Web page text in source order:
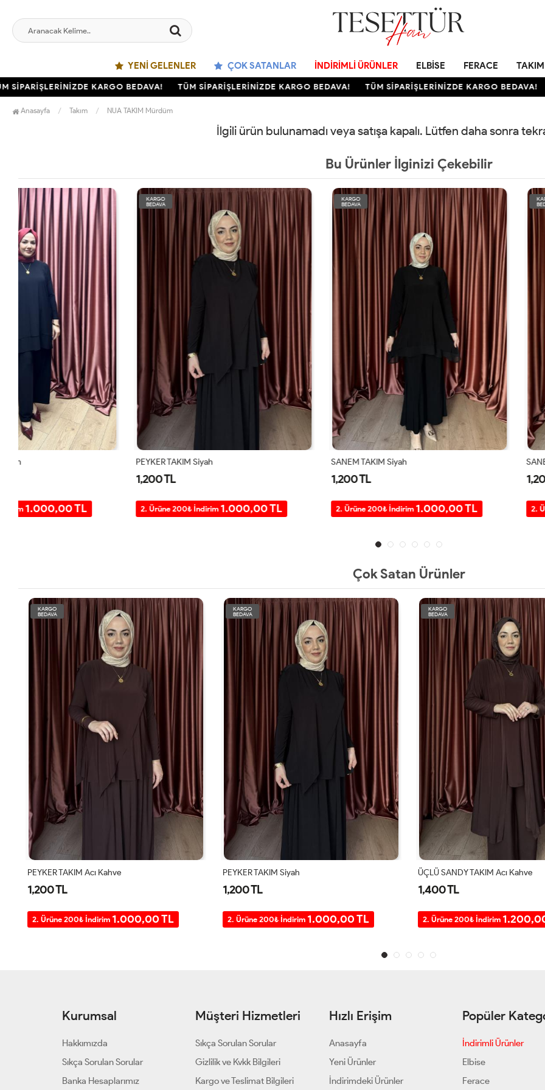
YENI GELENLER ÇOK SATANLAR İNDIRIMLI ÜRÜNLER ELBISE FERACE TAKIM
KARGO BEDAVA! TÜM SİPARİŞLERİNİZDE KARGO BEDAVA! TÜM SİPARİŞLERİNİZDE KARGO BEDAVA!
Anasayfa Takım NUA TAKIM Mürdüm
İlgili ürün bulunamadı veya satışa kapalı. Lütfen daha sonra
Bu Ürünler İlginizi Çekebilir
KARGO
BEDAVA
2. Ürüne 200₺ İndirim 1.000,00 TL 2. Ürüne 200₺ İndirim 1.000,00 TL
BEDAVA
2. Ürüne 200₺ İndirim
Çok Satan Ürünler
KARGO
BEDAVA
PEYKER TAKIM Siyah
1,200 TL
2. Ürüne 200₺ İndirim 1.000,00 TL
KARGO
BEDAVA
ÜÇLÜ SANDY TAKIM Acı Kahve
1,400 TL
2. Ürüne 200₺ İndirim 1.200,00 TL
KARGO
BEDAVA
PEYKER TAKIM Lacivert
1,200 TL
2. Ürüne 200₺ İndirim
Kurumsal
Hakkımızda
Sıkça Sorulan Sorular
Banka Hesaplarımız
Müşteri Hizmetleri
Sıkça Sorulan Sorular
Gizlilik ve Kvkk Bilgileri
Kargo ve Teslimat Bilgileri
Hızlı Erişim
Anasayfa
Yeni Ürünler
İndirimdeki Ürünler
Popüler
İndirimli Ürünler
Elbise
Ferace